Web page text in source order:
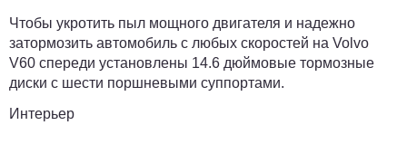
Чтобы укротить пыл мощного двигателя и надежно
затормозить автомобиль с любых скоростей на Volvo
V60 спереди установлены 14.6 дюймовые тормозные
диски с шести поршневыми суппортами.
Интерьер